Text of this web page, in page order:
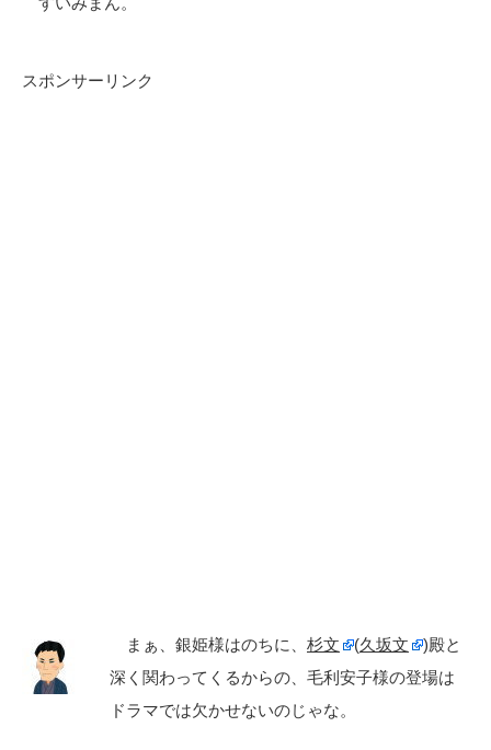
スポンサーリンク
まぁ、銀姫様はのちに、 杉文 (久坂文
)殿と
深く関わってくるからの、毛利安子様の登場は
ドラマでは欠かせないのじゃな。